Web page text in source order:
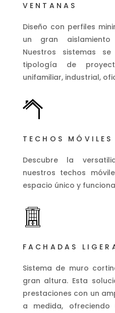
VENTANAS
Diseño con perfiles
un gran
Nuestros sistemas
tipología de
unifamiliar, industrial,
TECHOS MÓVILES
Descubre la
nuestros techos
espacio único y
FACHADAS
Sistema de muro
gran altura. Esta
prestaciones con un
a medida,